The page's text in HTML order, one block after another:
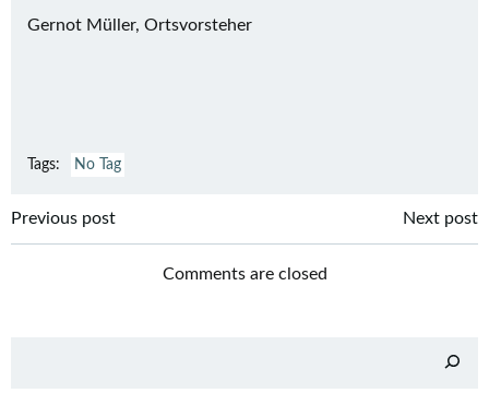
Gernot Müller, Ortsvorsteher
Tags: No Tag
Post
navigation
Previous post
navigation
Next post
Comments are closed